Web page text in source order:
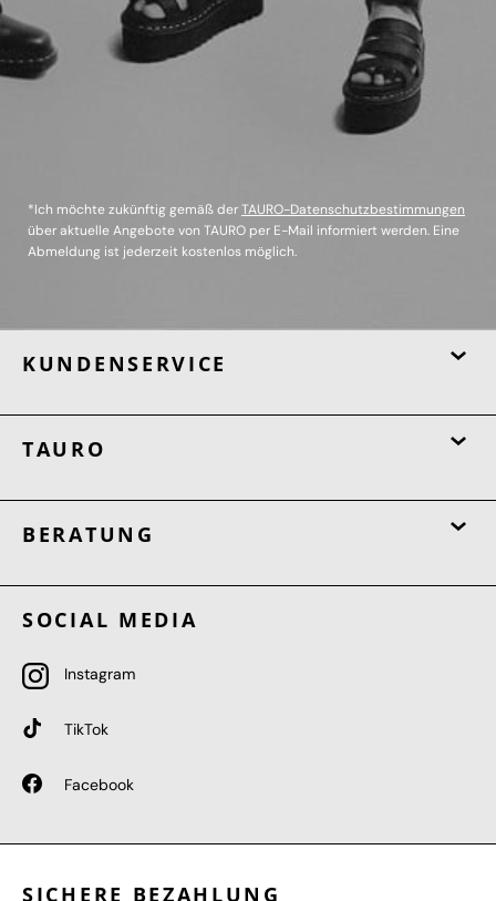
*Ich möchte zukünftig gemäß derTAURO-Datenschutzbestimmungen
über aktuelle Angebote von TAURO per E-Mail informiert werden. Eine
Abmeldung ist jederzeit kostenlos möglich.
KUNDENSERVICE
TAURO
BERATUNG
SOCIAL MEDIA
Instagram
TikTok
Facebook
SICHERE BEZAHLUNG